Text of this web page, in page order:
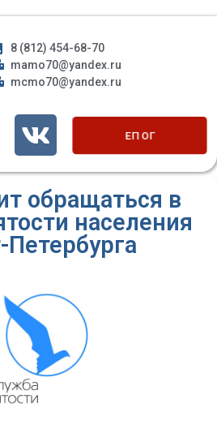
8 (812) 454-68-70
mamo70@yandex.ru
mcmo70@yandex.ru
ЕП ОГ
обращаться в
населения
Петербурга